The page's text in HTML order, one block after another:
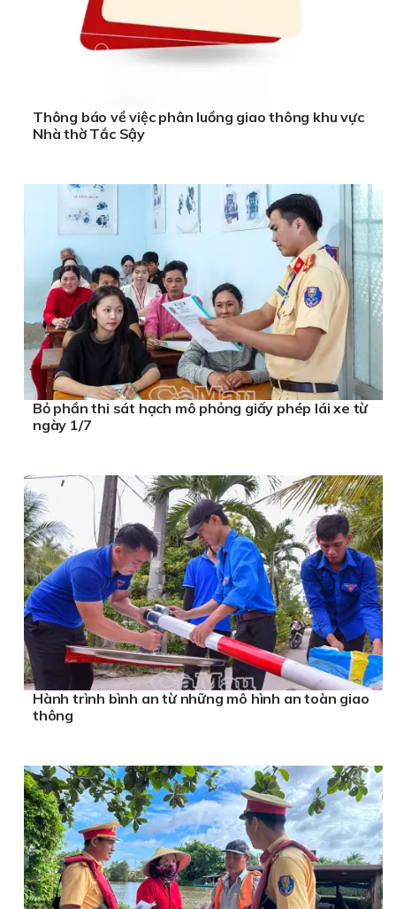
Thông báo về việc phân luồng giao thông khu vực
Nhà thờ Tắc Sậy
Bỏ phần thi sát hạch mô phỏng giấy phép lái xe từ
ngày 1/7
Hành trình bình an từ những mô hình an toàn giao
thông